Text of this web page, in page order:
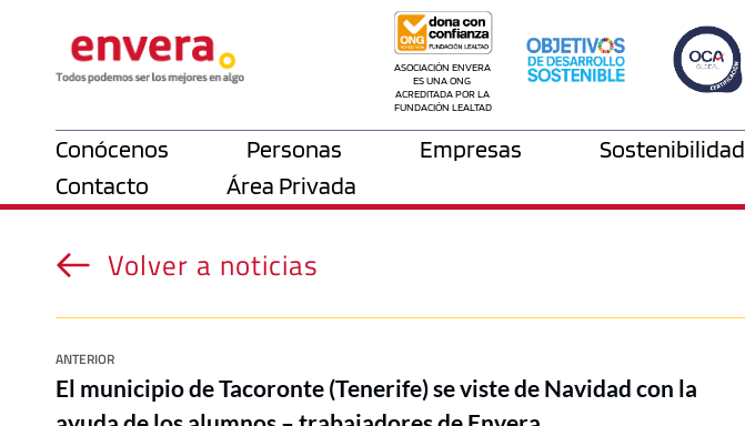
ASOCIACIÓN ENVERA
ES UNA ONG
ACREDITADA POR LA
FUNDACIÓN LEALTAD
Conócenos Personas Empresas Sostenibilidad
Contacto
Área Privada
Volver a noticias
ANTERIOR
El municipio de Tacoronte (Tenerife) se viste de Navidad con la